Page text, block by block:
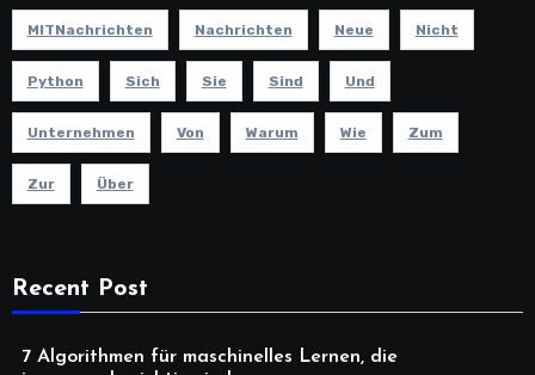
MITNachrichten Nachrichten Neue Nicht
Python Sich Sie Sind Und
Unternehmen Von Warum Wie Zum
Zur Über
Recent Post
7 Algorithmen für maschinelles Lernen, die